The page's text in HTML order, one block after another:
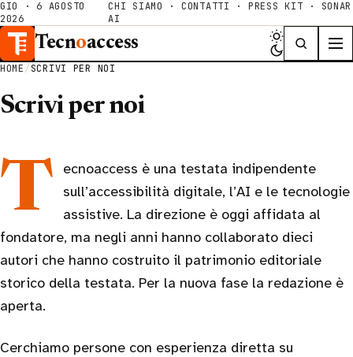
GIO · 6 AGOSTO
2026
CHI SIAMO · CONTATTI · PRESS KIT · SONAR
AI
Tecnoaccess
HOME/SCRIVI PER NOI
Scrivi per noi
Tecnoaccess è una testata indipendente
sull’accessibilità digitale, l’AI e le tecnologie
assistive. La direzione è oggi affidata al
fondatore, ma negli anni hanno collaborato dieci
autori che hanno costruito il patrimonio editoriale
storico della testata. Per la nuova fase la redazione è
aperta.
Cerchiamo persone con esperienza diretta su